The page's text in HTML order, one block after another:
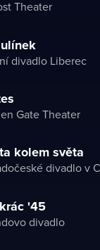
Theater
divadlo Liberec
Gate Theater
kolem světa
'45
divadlo